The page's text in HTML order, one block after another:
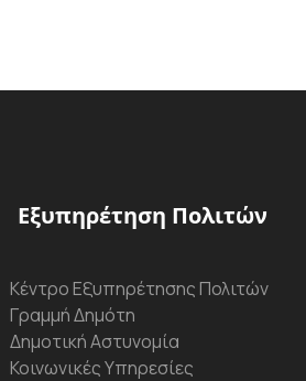
Εξυπηρέτηση Πολιτών
Κέντρο Εξυπηρέτησης Πολιτών
Γραμμή Δημότη
Δημοτική Αστυνομία
Κοινωνικές Υπηρεσίες